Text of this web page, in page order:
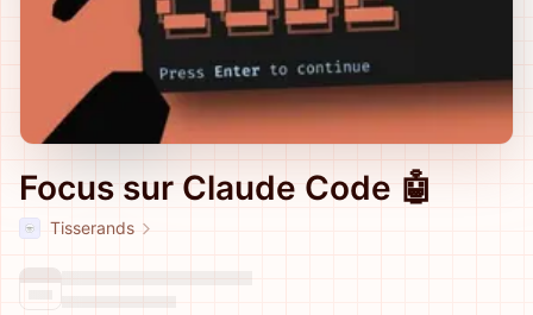
Focus sur Claude Code 🤖
Tisserands